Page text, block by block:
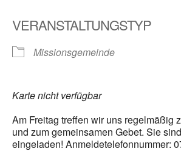
VERANSTALTUNGSTYP
Missionsgemeinde
Karte nicht verfügbar
Am Freitag treffen wir uns regelmäßig
und zum gemeinsamen Gebet. Sie
eingeladen! Anmeldetelefonnummer: